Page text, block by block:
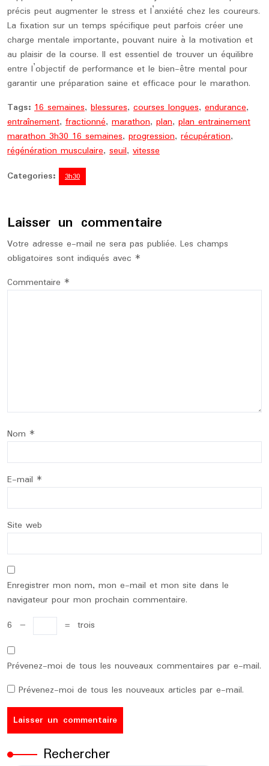
précis peut augmenter le stress et l’anxiété chez les coureurs.
La fixation sur un temps spécifique peut parfois créer une
charge mentale importante, pouvant nuire à la motivation et
au plaisir de la course. Il est essentiel de trouver un équilibre
entre l’objectif de performance et le bien-être mental pour
garantir une préparation saine et efficace pour le marathon.
Tags: 16 semaines, blessures, courses longues, endurance,
entraînement, fractionné, marathon, plan, plan entrainement
marathon 3h30 16 semaines, progression, récupération,
régénération musculaire, seuil, vitesse
Categories:
3h30
Laisser un commentaire
Votre adresse e-mail ne sera pas publiée. Les champs
obligatoires sont indiqués avec *
Commentaire *
Nom *
E-mail *
Site web
Enregistrer mon nom, mon e-mail et mon site dans le
navigateur pour mon prochain commentaire.
6 − = trois
Prévenez-moi de tous les nouveaux commentaires par e-mail.
Prévenez-moi de tous les nouveaux articles par e-mail.
Rechercher